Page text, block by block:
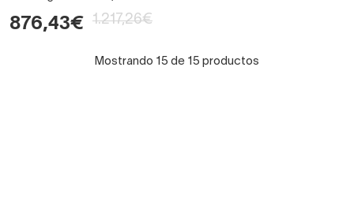
876,43€ 1.217,26€
Mostrando 15 de 15 productos